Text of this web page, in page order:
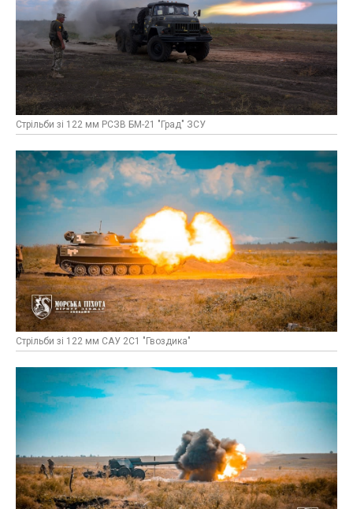
Стрільби зі 122 мм РСЗВ БМ-21 "Град" ЗСУ
Стрільби зі 122 мм САУ 2С1 "Гвоздика"